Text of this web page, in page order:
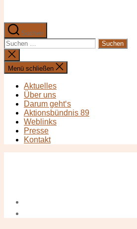
Suchen
Suchen
nach:
Suche
schließen
Menü schließen
Aktuelles
Über uns
Darum geht‘s
Aktionsbündnis 89
Weblinks
Presse
Kontakt